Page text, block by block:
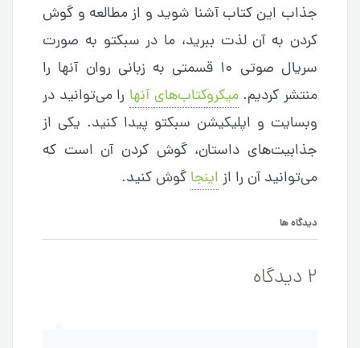
جذاب این کتاب آشنا شوید و از مطالعه و گوش
کردن به آن لذت ببرید، ما در سبکتو به صورت
سریال صوتی ۱۰ قسمتی به زبانی روان آنها را
منتشر کردیم.میکروکتاب‌های آنها را می‌توانید در
وبسایت و اپلیکیشن سبکتو پیدا کنید. یکی از
جذابیت‌های داستان، گوش کردن آن است که
می‌توانید آن را از اینجا گوش کنید.
دیدگاه ها
2 دیدگاه